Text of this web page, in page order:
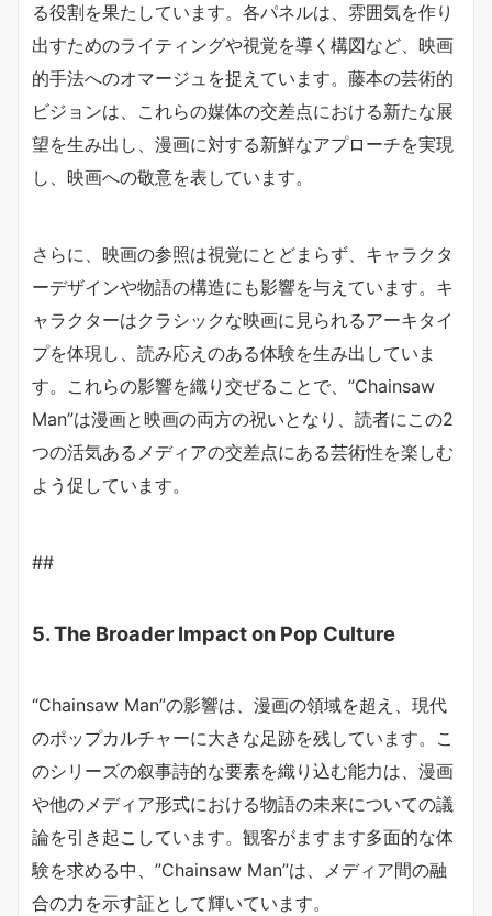
る役割を果たしています。各パネルは、雰囲気を作り
出すためのライティングや視覚を導く構図など、映画
的手法へのオマージュを捉えています。藤本の芸術的
ビジョンは、これらの媒体の交差点における新たな展
望を生み出し、漫画に対する新鮮なアプローチを実現
し、映画への敬意を表しています。
さらに、映画の参照は視覚にとどまらず、キャラクタ
ーデザインや物語の構造にも影響を与えています。キ
ャラクターはクラシックな映画に見られるアーキタイ
プを体現し、読み応えのある体験を生み出していま
す。これらの影響を織り交ぜることで、”Chainsaw
Man”は漫画と映画の両方の祝いとなり、読者にこの2
つの活気あるメディアの交差点にある芸術性を楽しむ
よう促しています。
##
5. The Broader Impact on Pop Culture
“Chainsaw Man”の影響は、漫画の領域を超え、現代
のポップカルチャーに大きな足跡を残しています。こ
のシリーズの叙事詩的な要素を織り込む能力は、漫画
や他のメディア形式における物語の未来についての議
論を引き起こしています。観客がますます多面的な体
験を求める中、”Chainsaw Man”は、メディア間の融
合の力を示す証として輝いています。